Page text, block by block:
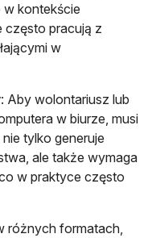
kontekście
często pracują z
w
: Aby wolontariusz lub
w biurze, musi
tylko generuje
ale także wymaga
w praktyce często
różnych formatach,